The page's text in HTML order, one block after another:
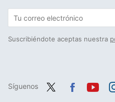
Suscribiéndote aceptas nuestra
Síguenos